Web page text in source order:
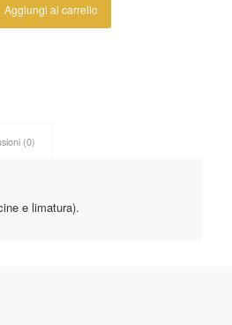
Aggiungi al carrello
(0)
e limatura).